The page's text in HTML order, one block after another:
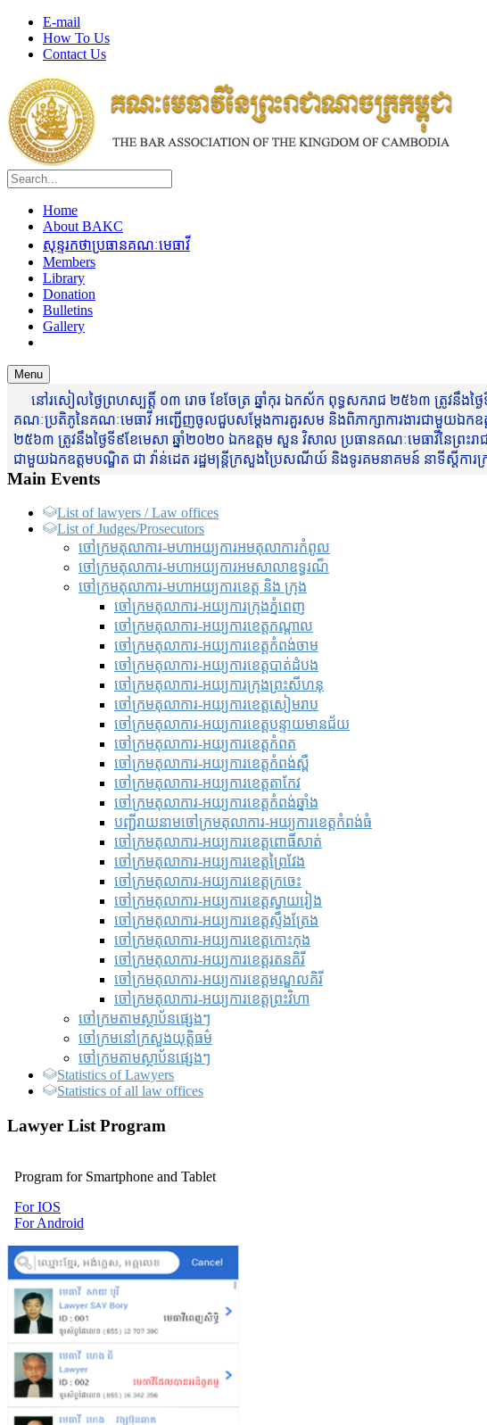
E-mail
How To Us
Contact Us
Home
About BAKC
សុន្ទរកថាប្រធានគណៈមេធាវី
Members
Library
Donation
Bulletins
Gallery
Menu
នៅរសៀលថ្ងៃព្រហស្បត្តិ៍ ០៣ រោច ខែចែត្រ ឆ្នាំកុរ ឯកស័ក ពុទ្ធសករាជ ២៥៦៣ ត្រូវនឹងថ្ង
គណៈប្រតិភូនៃគណៈមេធាវី អញ្ជើញចូលជួបសម្តែងការគួរសម និងពិភាក្សាការងារជាមួយឯកឧ
២៥៦៣ ត្រូវនឹងថ្ងៃទី៩ខែមេសា ឆ្នាំ២០២០ ឯកឧត្តម សួន វិសាល ប្រធានគណៈមេធាវីនៃព្រះ
ជាមួយឯកឧត្តមបណ្ឌិត ជា វ៉ាន់ដេត រដ្ឋមន្រ្តីក្រសួងប្រៃសណីយ៍ និងទូរគមនាគមន៍ នាទីស្តី
Main Events
List of lawyers / Law offices
List of Judges/Prosecutors
ចៅក្រមតុលាការ-មហាអយ្យការអមតុលាការកំពូល
ចៅក្រមតុលាការ-មហាអយ្យការអមសាលាឧទ្ធរណ៏
ចៅក្រមតុលាការ-មហាអយ្យការខេត្ត និង ក្រុង
ចៅក្រមតុលាការ-អយ្យការក្រុងភ្នំពេញ
ចៅក្រមតុលាការ-អយ្យការខេត្តកណ្តាល
ចៅក្រមតុលាការ-អយ្យការខេត្តកំពង់ចាម
ចៅក្រមតុលាការ-អយ្យការខេត្តបាត់ដំបង
ចៅក្រមតុលាការ-អយ្យការ​ក្រុងព្រះសីហនុ
ចៅក្រមតុលាការ-អយ្យការខេត្តសៀមរាប
ចៅក្រមតុលាការ-អយ្យការខេត្តបន្ទាយមានជ័យ
ចៅក្រមតុលាការ-អយ្យការខេត្តកំពត
ចៅក្រមតុលាការ-អយ្យការខេត្តកំពង់ស្ពឺ
ចៅក្រមតុលាការ-អយ្យការខេត្តតាកែវ
ចៅក្រមតុលាការ-អយ្យការខេត្តកំពង់ឆ្នាំង
បញ្ជីរាយនាមចៅក្រមតុលាការ-អយ្យការខេត្តកំពង់ធំ
ចៅក្រមតុលាការ-អយ្យការខេត្តពោធិ៍សាត់
ចៅក្រមតុលាការ-អយ្យការខេត្តព្រៃវែង
ចៅក្រមតុលាការ-អយ្យការខេត្តក្រចេះ
ចៅក្រមតុលាការ-អយ្យការខេត្តស្វាយរៀង
ចៅក្រមតុលាការ-អយ្យការខេត្តស្ទឹងត្រែង
ចៅក្រមតុលាការ-អយ្យការខេត្តកោះកុង
ចៅក្រមតុលាការ-អយ្យការខេត្តរតនគិរី
ចៅក្រមតុលាការ-អយ្យការខេត្តមណ្ឌលគិរី
ចៅក្រមតុលាការ-អយ្យការខេត្តព្រះវិហា
ចៅក្រមតាមស្ថាប័នផ្សេងៗ
ចៅក្រមនៅក្រសួងយុត្តិធម៌
ចៅក្រមតាមស្ថាប័នផ្សេងៗ
Statistics of Lawyers
Statistics of all law offices
Lawyer List Program
Program for Smartphone and Tablet
For IOS
For Android